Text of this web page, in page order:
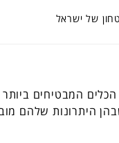
של ישראל
המבטיחים
היתרונות שלהם